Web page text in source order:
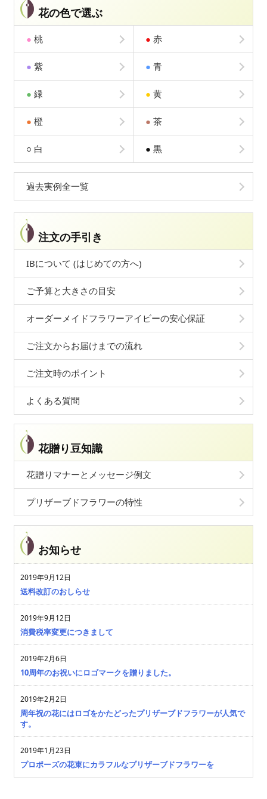
花の色で選ぶ
● 桃 ● 赤
● 紫 ● 青
● 緑 ● 黄
● 橙 ● 茶
○ 白 ● 黒
過去実例全一覧
注文の手引き
IBについて (はじめての方へ)
ご予算と大きさの目安
オーダーメイドフラワーアイビーの安心保証
ご注文からお届けまでの流れ
ご注文時のポイント
よくある質問
花贈り豆知識
花贈りマナーとメッセージ例文
プリザーブドフラワーの特性
お知らせ
2019年9月12日
送料改訂のおしらせ
2019年9月12日
消費税率変更につきまして
2019年2月6日
10周年のお祝いにロゴマークを贈りました。
2019年2月2日
周年祝の花にはロゴをかたどったプリザーブドフラワーが人気で
す。
2019年1月23日
プロポーズの花束にカラフルなプリザーブドフラワーを